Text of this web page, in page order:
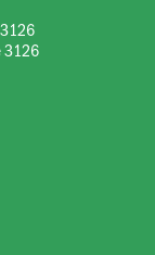
3126